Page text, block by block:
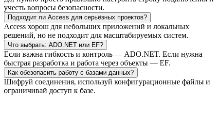
учесть вопросы безопасности.
Подходит ли Access для серьёзных проектов?
Access хорош для небольших приложений и локальных
решений, но не подходит для масштабируемых систем.
Что выбрать: ADO.NET или EF?
Если важна гибкость и контроль — ADO.NET. Если нужна
быстрая разработка и работа через объекты — EF.
Как обезопасить работу с базами данных?
Шифруй соединения, используй конфигурационные файлы и
ограничивай доступ к базе.